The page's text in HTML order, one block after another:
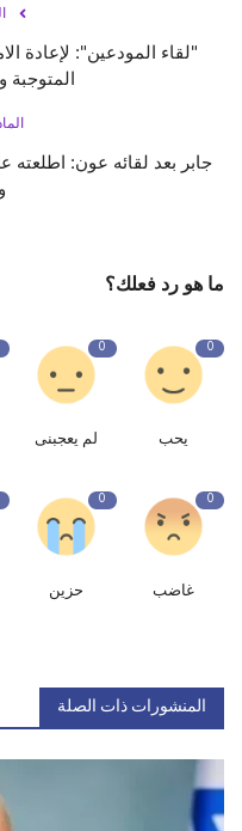
"لقاء المودعين": لإعادة
جابر بعد لقائه عون:
ما هو رد فعلك؟
0
يحب
0
لم يعجبنى
0
غاضب
0
حزين
المنشورات ذات الصلة